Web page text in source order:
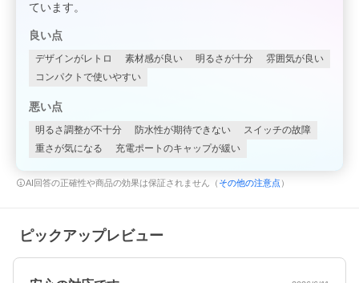
ています。
良い点
デザインがレトロ 素材感が良い 明るさが十分
雰囲気が良い
コンパクトで使いやすい
悪い点
明るさ調整が不十分 防水性が期待できない
スイッチの故障
重さが気になる
充電ポートのキャップが緩い
AI回答の正確性や商品の効果は保証されません（ その他の注意点 ）
ピックアップレビュー